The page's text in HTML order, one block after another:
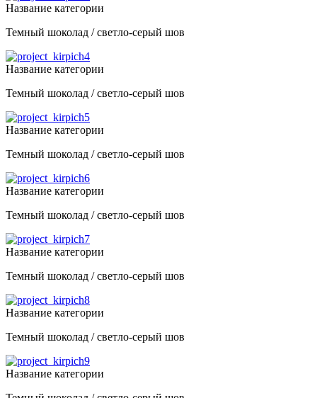
Название категории
Темный шоколад / светло-серый шов
Название категории
Темный шоколад / светло-серый шов
Название категории
Темный шоколад / светло-серый шов
Название категории
Темный шоколад / светло-серый шов
Название категории
Темный шоколад / светло-серый шов
Название категории
Темный шоколад / светло-серый шов
Название категории